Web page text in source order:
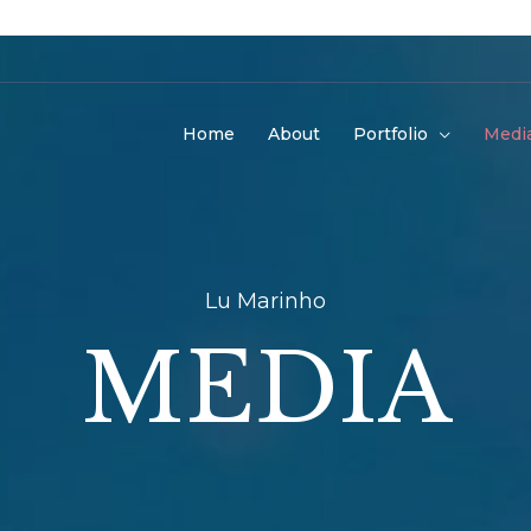
Home About Portfolio
Lu Marinho
MEDIA